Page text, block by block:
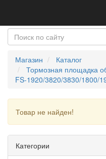
Магазин
Каталог
Тормозная площадка
FS-1920/3820/3830/1800/
Товар не найден!
Категории